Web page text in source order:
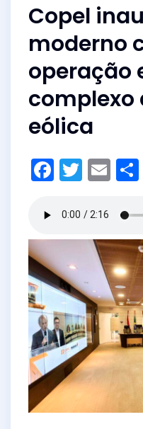
Copel
moderno
operação
complexo
eólica
F
a
c
e
b
o
o
k
T
w
itt
er
E
m
ai
l